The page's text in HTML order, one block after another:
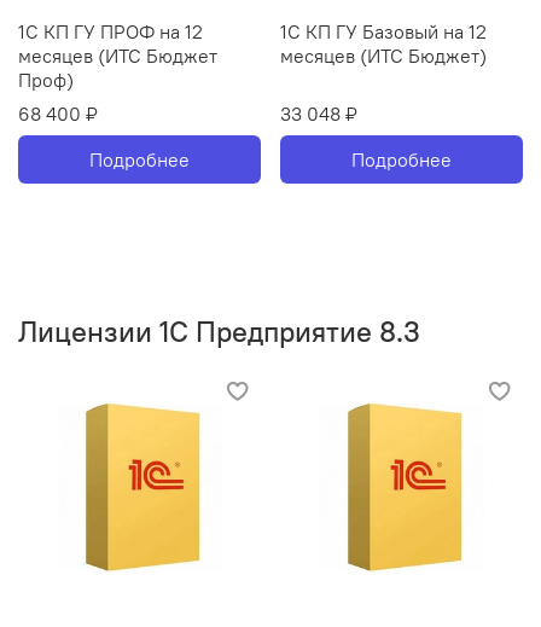
1С КП ГУ ПРОФ на 12
месяцев (ИТС Бюджет
Проф)
68 400 ₽
Подробнее
1С КП ГУ Базовый на 12
месяцев (ИТС Бюджет)
33 048 ₽
Подробнее
Лицензии 1С Предприятие 8.3